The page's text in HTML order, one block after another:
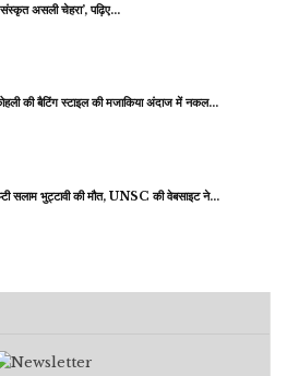
संस्कृत असली चेहरा’, पढ़िए…
की बैटिंग स्टाइल की मजाकिया अंदाज में नकल…
सलाम भुट्टावी की मौत, UNSC की वेबसाइट ने…